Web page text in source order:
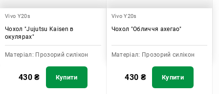
Vivo Y20s
Чохол "Jujutsu Kaisen в
окулярах"
Матеріал: Прозорий силікон
430₴ Купити
Vivo Y20s
Чохол "Обличчя ахегао"
Матеріал: Прозорий силікон
430 ₴ Купити